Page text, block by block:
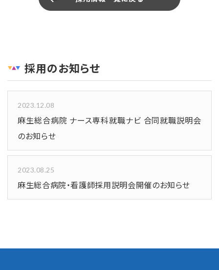
採用のお知らせ
2023.12.08
麻生総合病院 ナース専科就職ナビ 合同就職説明会
のお知らせ
2023.08.25
麻生総合病院・看護師採用説明会開催のお知らせ